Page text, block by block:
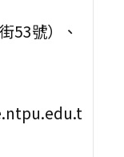
53號）、